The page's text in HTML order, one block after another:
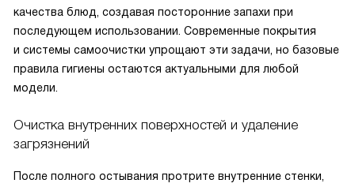
качества блюд, создавая посторонние запахи при
последующем использовании. Современные покрытия
и системы самоочистки упрощают эти задачи, но базовые
правила гигиены остаются актуальными для любой
модели.
Очистка внутренних поверхностей и удаление
загрязнений
После полного остывания протрите внутренние стенки,